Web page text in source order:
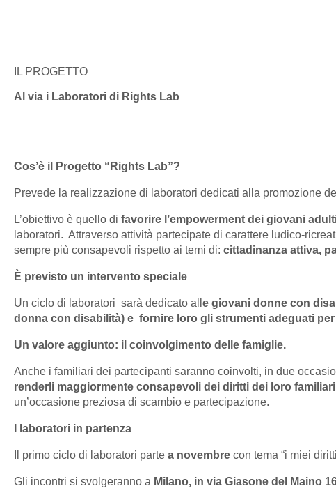
IL PROGETTO
Al via i Laboratori di Rights Lab
Cos’è il Progetto “Rights Lab”?
Prevede la realizzazione di laboratori dedicati alla promozione
L’obiettivo è quello di favorire l’empowerment dei giovani
laboratori. Attraverso attività partecipate di carattere ludico-
sempre più consapevoli rispetto ai temi di: cittadinanza attiva,
È previsto un intervento speciale
Un ciclo di laboratori sarà dedicato all e giovani donne con
donna con disabilità) e fornire loro gli strumenti adeguati
Un valore aggiunto: il coinvolgimento delle famiglie.
Anche i familiari dei partecipanti saranno coinvolti, in due
renderli maggiormente consapevoli dei diritti dei loro
un’occasione preziosa di scambio e partecipazione.
I laboratori in partenza
Il primo ciclo di laboratori parte a novembre con tema “i miei
Gli incontri si svolgeranno a Milano, in via Giasone del Maino